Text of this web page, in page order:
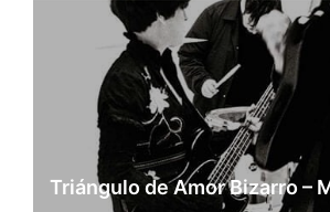
Triángulo de Amor Bizarro –